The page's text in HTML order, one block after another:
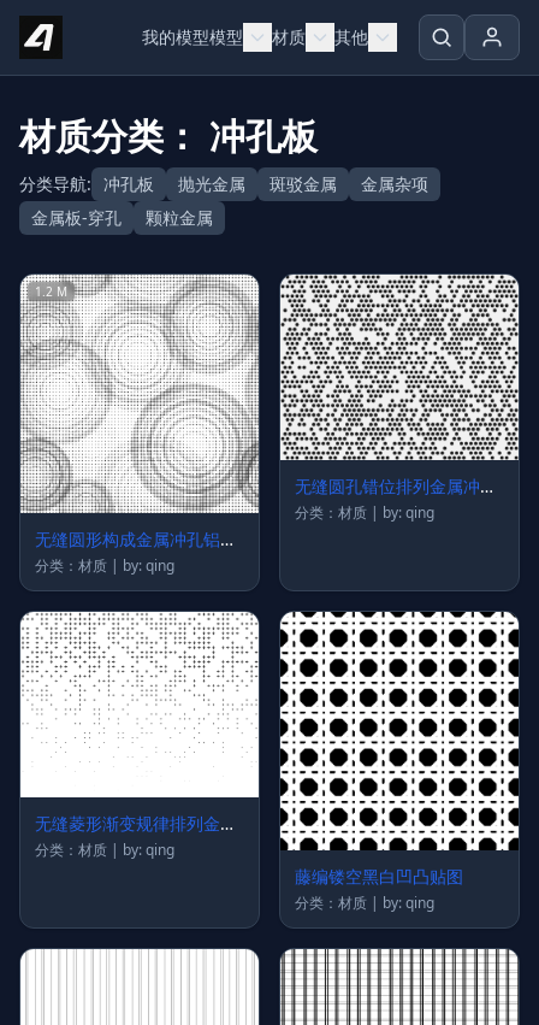
Skip to content
我的模型模型 材质 其他
材质分类： 冲孔板
分类导航: 冲孔板 抛光金属 斑驳金属
金属杂项
金属板-穿孔
颗粒金属
1.2 M
无缝圆形构成金属冲孔铝板
贴图
分类：材质 | by: qing
无缝圆孔错位排列金属冲孔
铝板贴图
分类：材质 | by: qing
无缝菱形渐变规律排列金属
冲孔铝板贴图分类：材质 | by: qing
藤编镂空黑白凹凸贴图
分类：材质 | by: qing